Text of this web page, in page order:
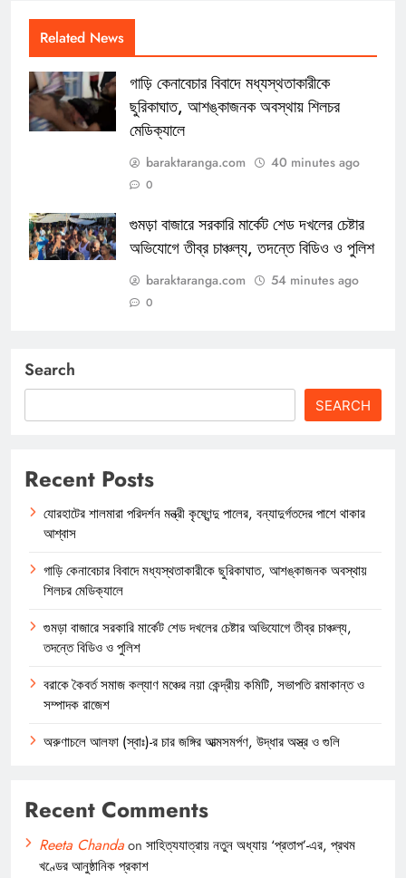
Related News
গাড়ি কেনাবেচার বিবাদে মধ্যস্থতাকারীকে
ছুরিকাঘাত, আশঙ্কাজনক অবস্থায় শিলচর
মেডিক্যালে
baraktaranga.com 40 minutes ago
0
গুমড়া বাজারে সরকারি মার্কেট শেড দখলের চেষ্টার
অভিযোগে তীব্র চাঞ্চল্য, তদন্তে বিডিও ও পুলিশ
baraktaranga.com 54 minutes ago
0
Search
SEARCH
Recent Posts
যোরহাটের শালমারা পরিদর্শন মন্ত্রী কৃষ্ণেন্দু পালের, বন্যাদুর্গতদের পাশে থাকার
আশ্বাস
গাড়ি কেনাবেচার বিবাদে মধ্যস্থতাকারীকে ছুরিকাঘাত, আশঙ্কাজনক অবস্থায়
শিলচর মেডিক্যালে
গুমড়া বাজারে সরকারি মার্কেট শেড দখলের চেষ্টার অভিযোগে তীব্র চাঞ্চল্য,
তদন্তে বিডিও ও পুলিশ
বরাকে কৈবর্ত সমাজ কল্যাণ মঞ্চের নয়া কেন্দ্রীয় কমিটি, সভাপতি রমাকান্ত ও
সম্পাদক রাজেশ
অরুণাচলে আলফা (স্বাঃ)-র চার জঙ্গির আত্মসমর্পণ, উদ্ধার অস্ত্র ও গুলি
Recent Comments
Reeta Chandaon সাহিত্যযাত্রায় নতুন অধ্যায় ‘প্রতাপ’-এর, প্রথম
খণ্ডের আনুষ্ঠানিক প্রকাশ